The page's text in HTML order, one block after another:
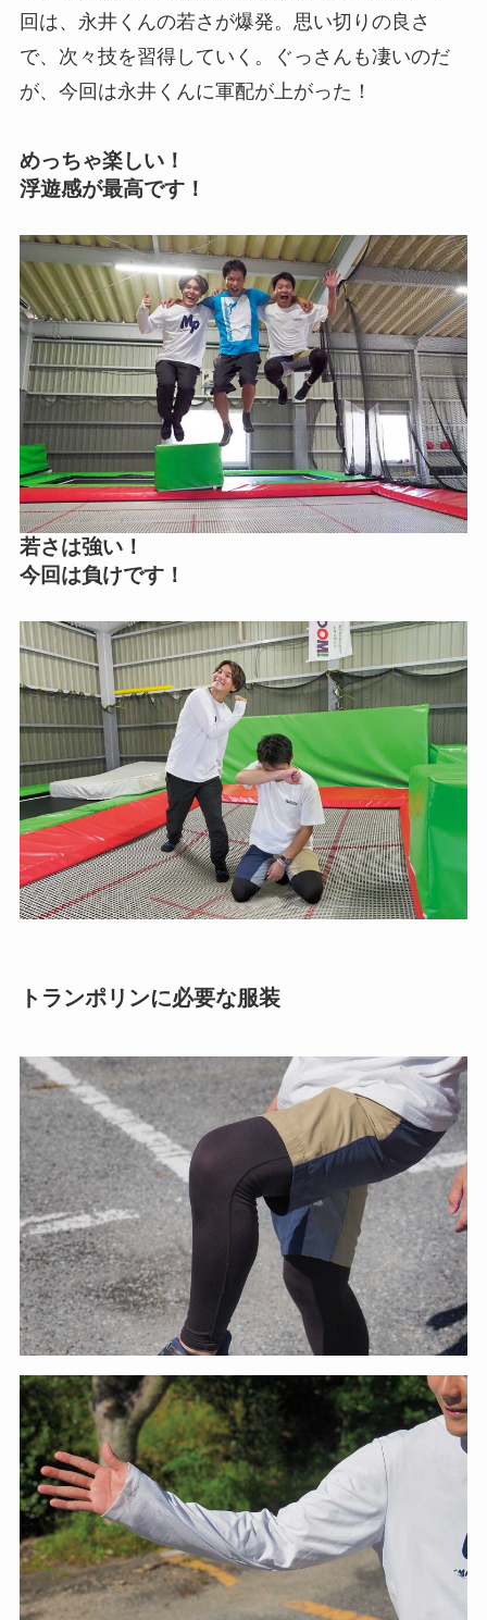
回は、永井くんの若さが爆発。思い切りの良さ
で、次々技を習得していく。ぐっさんも凄いのだ
が、今回は永井くんに軍配が上がった！
めっちゃ楽しい！
浮遊感が最高です！
若さは強い！
今回は負けです！
トランポリンに必要な服装